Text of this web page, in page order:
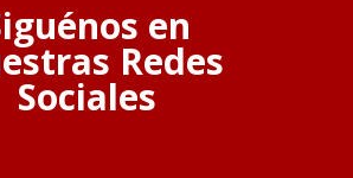
en
Redes
Sociales